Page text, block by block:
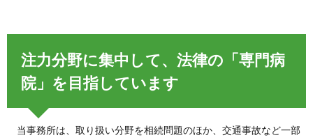
注力分野に集中して、法律の「専門病
院」を目指しています
当事務所は、取り扱い分野を相続問題のほか、交通事故など一部